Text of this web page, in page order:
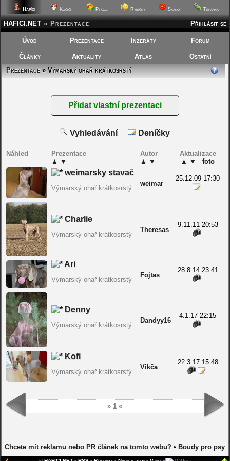
Hafíci Kočičí Ptáčci Rybičky Skalky Terárka
Přihlásit se
HAFICI.NET » Prezentace
Úvod Prezentace Inzeráty Fórum
Články Aktuality Atlas
Ostatní
Prezentace» Výmarský ohař krátkosrstý
Vyhledávání Deníčky
Náhled
Prezentace
▲ ▼
Autor
▲ ▼
Aktualizace
▲ ▼ foto
weimarsky stavač
Výmarský ohař krátkosrstý
weimar
25.12.09 17:30
Charlie
Výmarský ohař krátkosrstý
Theresas
9.11.11 20:53
Ari
Výmarský ohař krátkosrstý
Fojtas
28.8.14 23:41
Denny
Výmarský ohař krátkosrstý
Dandyy16
4.1.17 22:15
Kofi
Výmarský ohař krátkosrstý
Vikča
22.3.17 15:48
» 1 «
Chcete mít reklamu nebo PR článek na tomto webu? • Boudy pro psy